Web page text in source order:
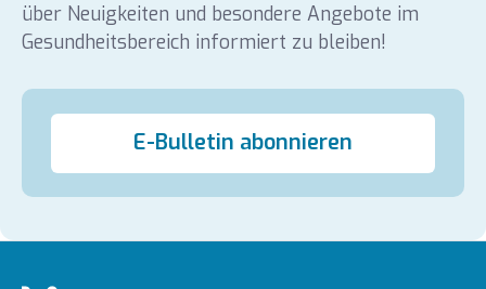
über Neuigkeiten und besondere Angebote im
Gesundheitsbereich informiert zu bleiben!
E-Bulletin abonnieren